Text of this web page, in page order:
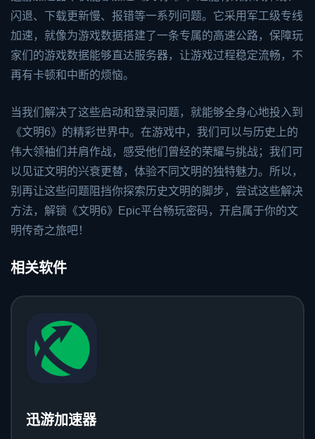
闪退、下载更新慢、报错等一系列问题。它采用军工级专线
加速，就像为游戏数据搭建了一条专属的高速公路，保障玩
家们的游戏数据能够直达服务器，让游戏过程稳定流畅，不
再有卡顿和中断的烦恼。
当我们解决了这些启动和登录问题，就能够全身心地投入到
《文明6》的精彩世界中。在游戏中，我们可以与历史上的
伟大领袖们并肩作战，感受他们曾经的荣耀与挑战；我们可
以见证文明的兴衰更替，体验不同文明的独特魅力。所以，
别再让这些问题阻挡你探索历史文明的脚步，尝试这些解决
方法，解锁《文明6》Epic平台畅玩密码，开启属于你的文
明传奇之旅吧！
相关软件
迅游加速器